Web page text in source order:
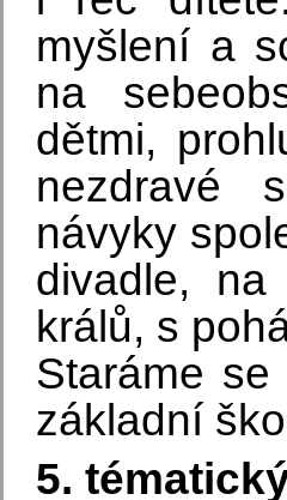
myšlení a
na
dětmi,
nezdravé
návyky
divadle,
králů, s
Staráme
základní
5.